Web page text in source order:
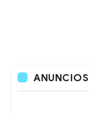
ANUNCIOS